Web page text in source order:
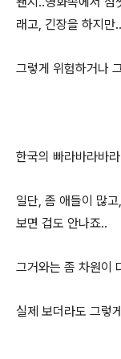
래고, 긴장을 하지만..
그렇게 위험하거나
한국의 빠라바라바
일단, 좀 애들이 많
보면 겁도 안나죠..
그거와는 좀 차원이
실제 보더라도 그렇